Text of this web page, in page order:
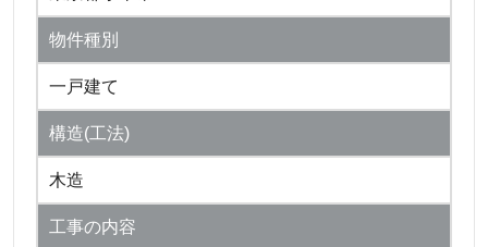
物件種別
一戸建て
構造(工法)
木造
工事の内容